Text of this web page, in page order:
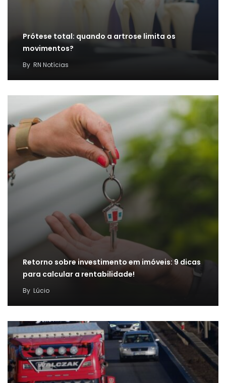
Prótese total: quando a artrose limita os
movimentos?
By RN Notícias
Retorno sobre investimento em imóveis: 9 dicas
para calcular a rentabilidade!
By Lúcio